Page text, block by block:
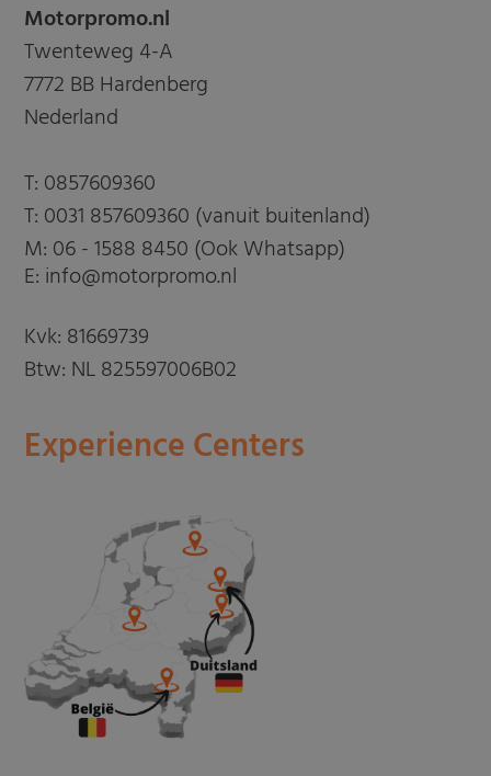
Motorpromo.nl
Twenteweg 4-A
7772 BB Hardenberg
Nederland
T: 0857609360
T: 0031 857609360 (vanuit buitenland)
M: 06 - 1588 8450 (Ook Whatsapp)
E: info@motorpromo.nl
Kvk: 81669739
Btw: NL 825597006B02
Experience Centers